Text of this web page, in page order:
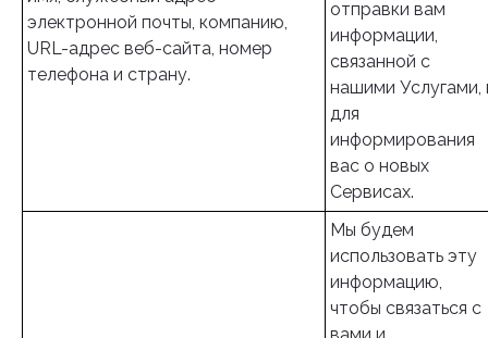
электронной почты, компанию,
URL-адрес веб-сайта, номер
телефона и страну.
отправки вам
информации,
связанной с
нашими Услугами,
для
информирования
вас о новых
Сервисах.
Мы будем
использовать эту
информацию,
чтобы связаться с